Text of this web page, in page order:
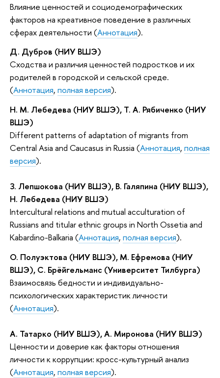
Влияние ценностей и социодемографических
факторов на креативное поведение в различных
сферах деятельности (Аннотация).
Д. Дубров (НИУ ВШЭ)
Сходства и различия ценностей подростков и их
родителей в городской и сельской среде.
(Аннотация, полная версия).
Н. М. Лебедева (НИУ ВШЭ), Т. А. Рябиченко (НИУ
ВШЭ)
Different patterns of adaptation of migrants from
Central Asia and Caucasus in Russia (Аннотация, полная
версия).
З. Лепшокова (НИУ ВШЭ), В. Галяпина (НИУ ВШЭ),
Н. Лебедева (НИУ ВШЭ)
Intercultural relations and mutual acculturation of
Russians and titular ethnic groups in North Ossetia and
Kabardino-Balkaria (Аннотация, полная версия).
О. Полуэктова (НИУ ВШЭ), М. Ефремова (НИУ
ВШЭ), С. Брёйгельманс (Университет Тилбурга)
Взаимосвязь бедности и индивидуально-
психологических характеристик личности
(Аннотация).
А. Татарко (НИУ ВШЭ), А. Миронова (НИУ ВШЭ)
Ценности и доверие как факторы отношения
личности к коррупции: кросс-культурный анализ
(Аннотация, полная версия).